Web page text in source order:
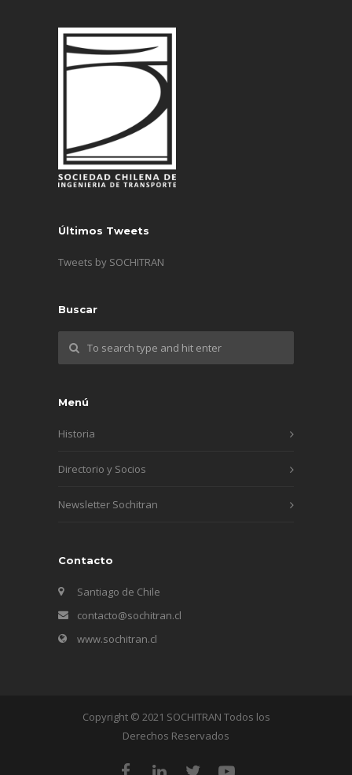
Últimos Tweets
Tweets by SOCHITRAN
Buscar
Menú
Historia
Directorio y Socios
Newsletter Sochitran
Contacto
Santiago de Chile
contacto@sochitran.cl
www.sochitran.cl
Copyright © 2021 SOCHITRAN Todos los
Derechos Reservados